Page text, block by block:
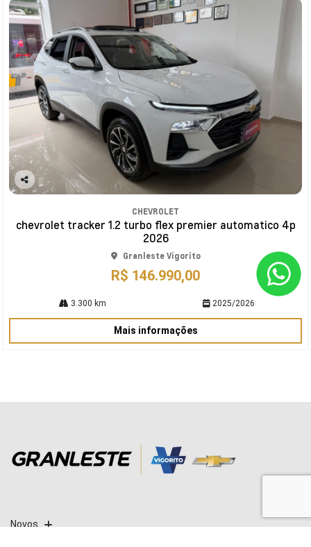
Co
lhe
CHEVROLET
chevrolet tracker 1.2 turbo flex premier automatico 4p
2026
Granleste Vigorito
R$ 146.990,00
3.300 km 2025/2026
Mais informações
Novos